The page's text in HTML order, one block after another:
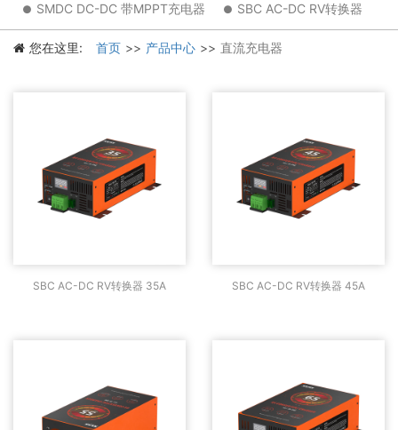
SMDC DC-DC 带MPPT充电器 SBC AC-DC RV转换器
您在这里: 首页 产品中心 直流充电器
35A
SBC AC-DC RV转换器 35A
45A
SBC AC-DC RV转换器 45A